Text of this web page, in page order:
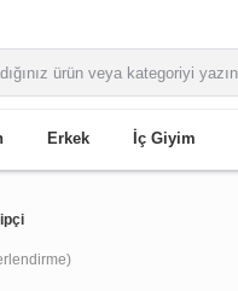
Erkek İç Giyim